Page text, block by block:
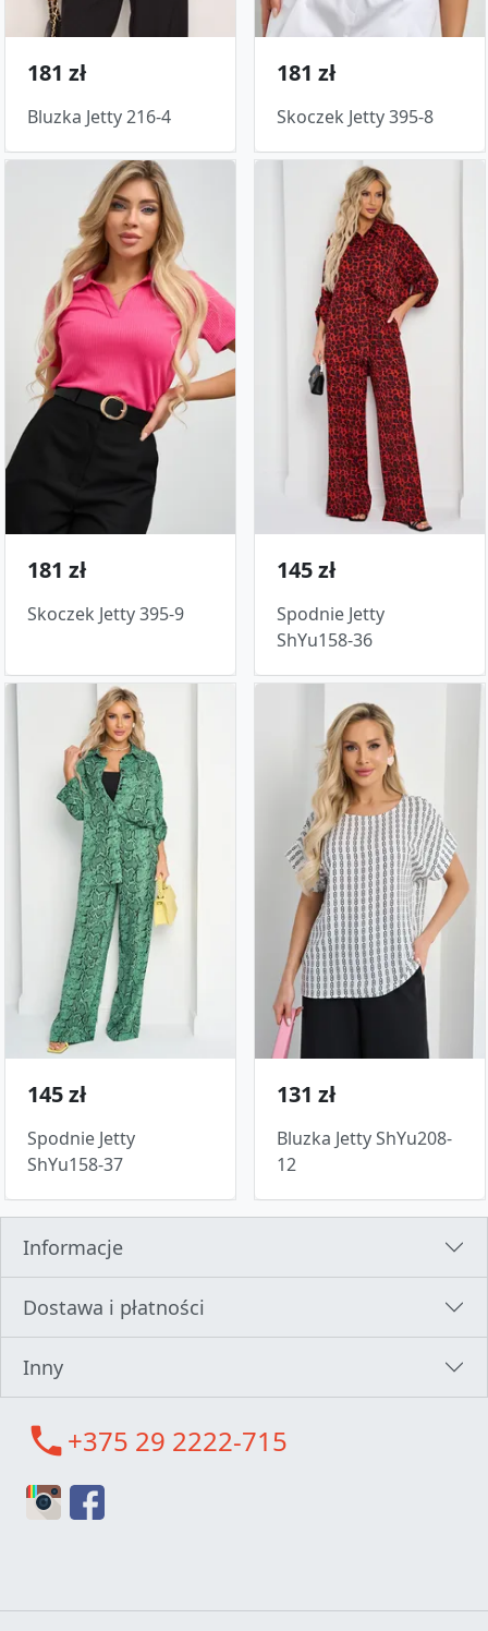
181 zł
Bluzka Jetty 216-4
181 zł
Skoczek Jetty 395-8
181 zł
Skoczek Jetty 395-9
145 zł
Spodnie Jetty
ShYu158-36
145 zł
Spodnie Jetty
ShYu158-37
131 zł
Bluzka Jetty ShYu208-
12
Informacje
Dostawa i płatności
Inny
call+375 29 2222-715